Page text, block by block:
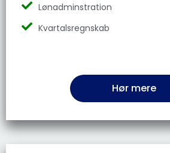
Lønadminstration
Kvartalsregnskab
Hør mere